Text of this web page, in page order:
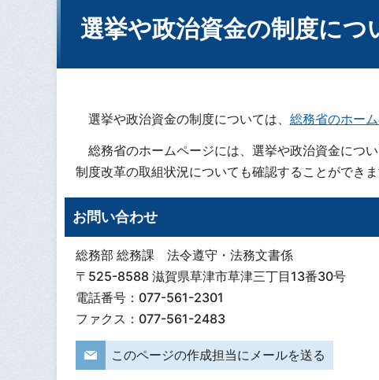
選挙や政治資金の制度につ
選挙や政治資金の制度については、 総務省のホー
総務省のホームページには、選挙や政治資金につ
制度改革の取組状況についても確認することができま
お問い合わせ
総務部 総務課 法令遵守・法務文書係
〒525-8588 滋賀県草津市草津三丁目13番30号
電話番号：077-561-2301
ファクス：077-561-2483
このページの作成担当にメールを送る